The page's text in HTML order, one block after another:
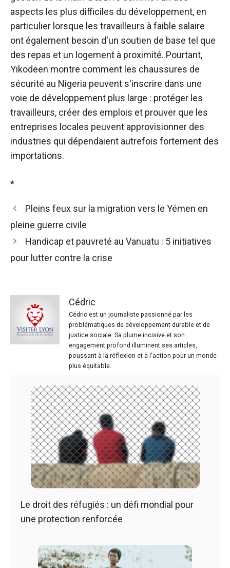
aspects les plus difficiles du développement, en
particulier lorsque les travailleurs à faible salaire
ont également besoin d'un soutien de base tel que
des repas et un logement à proximité. Pourtant,
Yikodeen montre comment les chaussures de
sécurité au Nigeria peuvent s'inscrire dans une
voie de développement plus large : protéger les
travailleurs, créer des emplois et prouver que les
entreprises locales peuvent approvisionner des
industries qui dépendaient autrefois fortement des
importations.
*
Pleins feux sur la migration vers le Yémen en
pleine guerre civile
Handicap et pauvreté au Vanuatu : 5 initiatives
pour lutter contre la crise
Cédric
Cédric est un journaliste passionné par les
problématiques de développement durable et de
justice sociale. Sa plume incisive et son
engagement profond illuminent ses articles,
poussant à la réflexion et à l'action pour un monde
plus équitable.
Le droit des réfugiés : un défi mondial pour
une protection renforcée